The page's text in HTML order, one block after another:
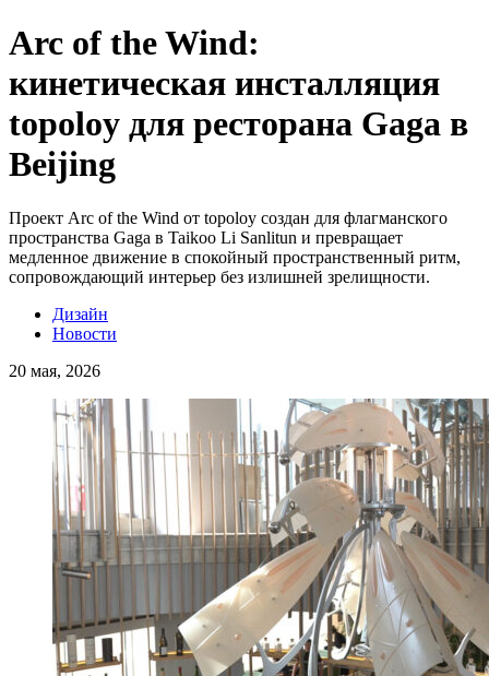
Arc of the Wind:
кинетическая инсталляция
topoloy для ресторана Gaga в
Beijing
Проект Arc of the Wind от topoloy создан для флагманского
пространства Gaga в Taikoo Li Sanlitun и превращает
медленное движение в спокойный пространственный ритм,
сопровождающий интерьер без излишней зрелищности.
Дизайн
Новости
20 мая, 2026